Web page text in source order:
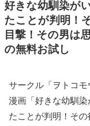
好きな幼馴染が
たことが判明！
目撃！その男は
の無料お試し
サークル「ヲトコ
漫画「好きな幼馴
たことが判明！そ